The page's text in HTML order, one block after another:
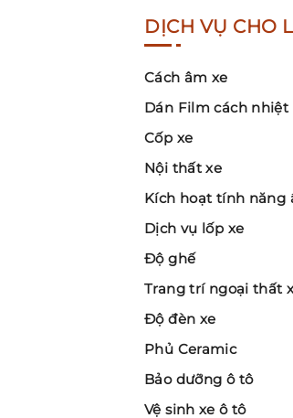
DỊCH VỤ CHO
Cách âm xe
Dán Film cách nhiệt
Cốp xe
Nội thất xe
Kích hoạt tính năng
Dịch vụ lốp xe
Độ ghế
Trang trí ngoại thất
Độ đèn xe
Phủ Ceramic
Bảo dưỡng ô tô
Vệ sinh xe ô tô